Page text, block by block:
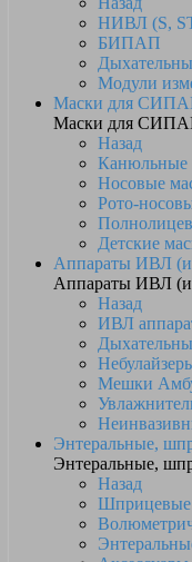
НИВЛ (S,
БИПАП
Модули
Маски для
Маски для
Назад
Канюльные
Носовые
Рото-
Детские
Аппараты ИВЛ
Аппараты ИВЛ
Назад
ИВЛ
Мешки
Энтеральные,
Энтеральные,
Назад
Шприцевые